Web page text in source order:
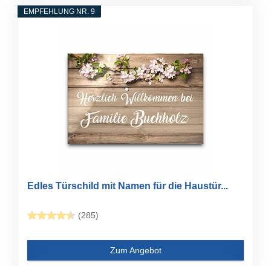
EMPFEHLUNG NR. 9
Edles Türschild mit Namen für die Haustür...
(285)
Zum Angebot